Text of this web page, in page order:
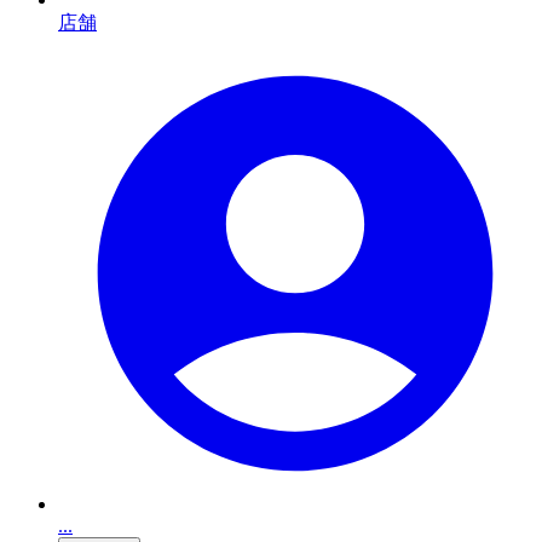
店舗
...